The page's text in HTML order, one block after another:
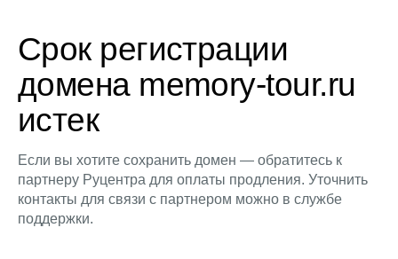
Срок регистрации
домена memory-tour.ru
истек
Если вы хотите сохранить домен — обратитесь к
партнеру Руцентра для оплаты продления. Уточнить
контакты для связи с партнером можно в службе
поддержки.